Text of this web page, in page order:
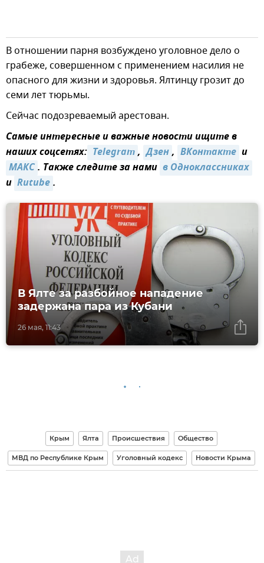
В отношении парня возбуждено уголовное дело о
грабеже, совершенном с применением насилия не
опасного для жизни и здоровья. Ялтинцу грозит до
семи лет тюрьмы.
Сейчас подозреваемый арестован.
Самые интересные и важные новости ищите в
наших соцсетях: Telegram, Дзен, ВКонтакте и
MAКС. Также следите за нами в Одноклассниках
и Rutube.
26 мая, 11:43
В Ялте за разбойное нападение
задержана пара из Кубани
Крым Ялта Происшествия Общество
МВД по Республике Крым Уголовный кодекс Новости Крыма